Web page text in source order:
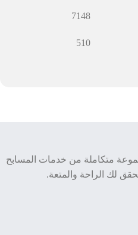
7148
510
متكاملة من خدمات المسابح
لك الراحة والمتعة.